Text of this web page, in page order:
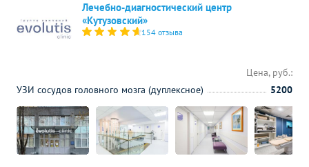
Лечебно-диагностический центр
«Кутузовский»
154 отзыва
Цена, руб.:
УЗИ сосудов головного мозга (дуплексное)
5200